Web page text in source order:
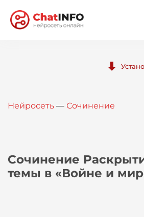
Вход
Нейросеть — Сочинение
Сочинение
темы в «Войне и